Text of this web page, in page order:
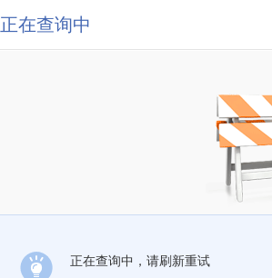
正在查询中
正在查询中，请刷新重试